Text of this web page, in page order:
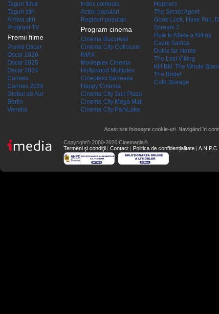
Taguri filme
Taguri stiri
Arhiva stiri
Program TV
Premii filme
Premii Oscar
Oscar 2026
Oscar 2025
Oscar 2024
Cannes
Cannes 2026
Globul de Aur
Berlin
Venetia
Index comedie
Actori populari
Regizori populari
Program cinema
Cinema Bucuresti
Cinema City Cotroceni
IMAX
Movieplex Cinema
Hollywood Multiplex
Cineplexx Baneasa
Happy Cinema
Cinema City Sun Plaza
Cinema City Mega Mall
Cinema City ParkLake
Hoppers
The Secret Agent
Good Luck, Have Fun,
Scream 7
How to Make a Killing
Cazul Samca
Dolce far niente
The Last Viking
Kill Bill: The Whole
The Bride!
Cold Storage
Acest site folosește cookie-uri. Navigând în
Copyright© 2000-2026 Cinemagia®
Termeni şi condiţii | Contact | Politica de confidențialitate | A.N.P.C